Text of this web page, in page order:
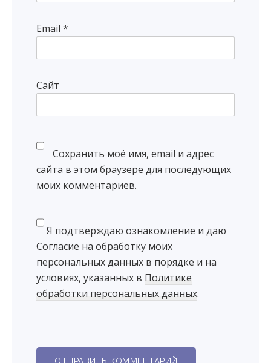
Email *
Сайт
Сохранить моё имя, email и адрес
сайта в этом браузере для последующих
моих комментариев.
Я подтверждаю ознакомление и даю
Согласие на обработку моих
персональных данных в порядке и на
условиях, указанных в Политике
обработки персональных данных.